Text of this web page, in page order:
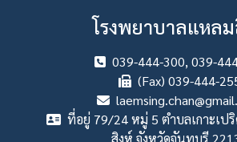
โรงพยาบาลแหล
039-444-300, 039-
(Fax) 039-444-
ที่อยู่ 79/24 หมู่ 5 ตำบลเกาะเป
สิงห์ จังหวัดจันทบุรี